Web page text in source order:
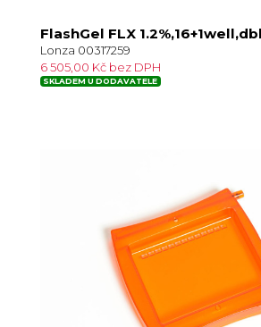
FlashGel FLX
Lonza 00317259
6 505,00 Kč bez DPH
SKLADEM U DODAVATELE